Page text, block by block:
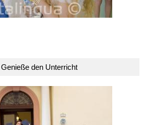
Genieße den Unterricht